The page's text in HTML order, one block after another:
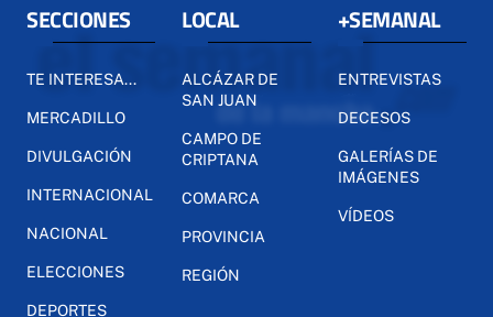
SECCIONES
TE INTERESA...
MERCADILLO
DIVULGACIÓN
INTERNACIONAL
NACIONAL
ELECCIONES
DEPORTES
LOCAL
ALCÁZAR DE
SAN JUAN
CAMPO DE
CRIPTANA
COMARCA
PROVINCIA
REGIÓN
+SEMANAL
ENTREVISTAS
DECESOS
GALERÍAS DE
IMÁGENES
VÍDEOS